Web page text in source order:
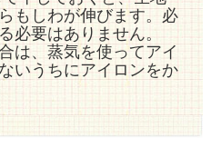
もしわが伸びます。必
必要はありません。
は、蒸気を使ってアイ
いうちにアイロンをか